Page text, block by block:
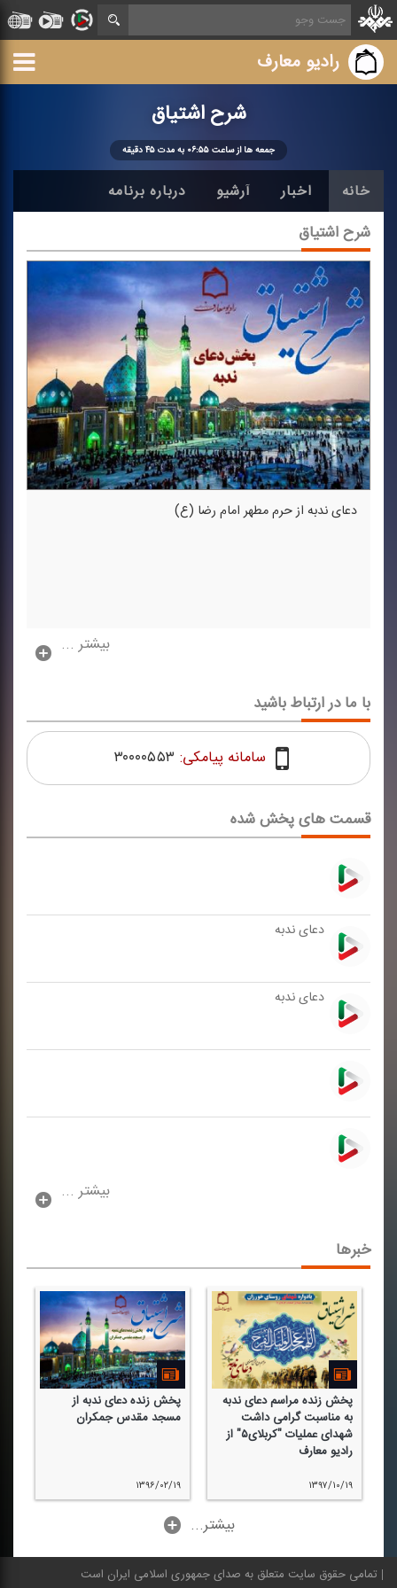
رادیو معارف
شرح اشتیاق
جمعه ها از ساعت ۰۶:۵۵ به مدت ۴۵ دقیقه
خانه اخبار آرشیو درباره برنامه
شرح اشتیاق
دعای ندبه از حرم مطهر امام رضا (ع)
بیشتر ...
قسمت های پخش شده
دعای ندبه
دعای ندبه
بیشتر ...
با ما در ارتباط باشید
سامانه پیامکی: ۳۰۰۰۰۵۵۳
خبرها
پخش زنده مراسم دعای ندبه
به مناسبت گرامی داشت
شهدای عملیات "كربلای۵" از
رادیو معارف
۱۳۹۷/۱۰/۱۹
پخش زنده دعای ندبه از
مسجد مقدس جمكران
۱۳۹۶/۰۲/۱۹
...بیشتر
تمامی حقوق سایت متعلق به صدای جمهوری اسلامی ایران است